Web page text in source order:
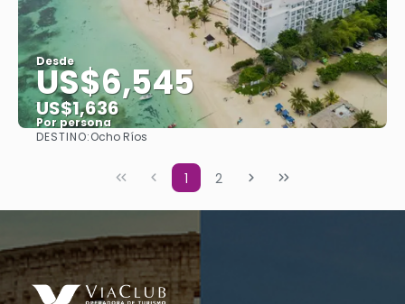
Desde
US$6,545
US$1,636
Por persona
DESTINO:Ocho Ríos
1 2